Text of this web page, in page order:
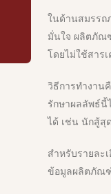
ในด้านสมรรถ
มั่นใจ ผลิตภัณ
โดยไม่ใช้สาร
วิธีการทำงาน
รักษาผลลัพธ์นี้
ได้ เช่น นักสู้สุ
สำหรับรายละ
ข้อมูลผลิตภัณ